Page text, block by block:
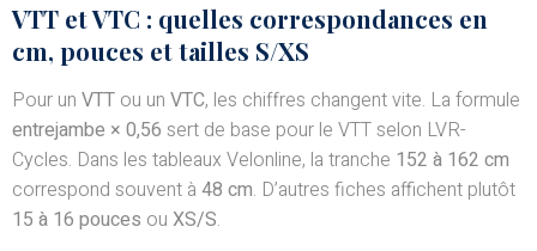
VTT et VTC : quelles correspondances en
cm, pouces et tailles S/XS
Pour un VTT ou un VTC, les chiffres changent vite. La formule
entrejambe × 0,56 sert de base pour le VTT selon LVR-
Cycles. Dans les tableaux Velonline, la tranche 152 à 162 cm
correspond souvent à 48 cm. D’autres fiches affichent plutôt
15 à 16 pouces ou XS/S.